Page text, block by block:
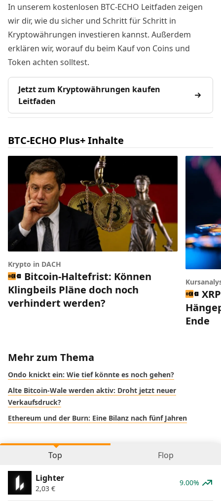
In unserem kostenlosen BTC-ECHO Leitfaden zeigen
wir dir, wie du sicher und Schritt für Schritt in
Kryptowährungen investieren kannst. Außerdem
erklären wir, worauf du beim Kauf von Coins und
Token achten solltest.
Jetzt zum Kryptowährungen kaufen
Leitfaden
BTC-ECHO Plus+ Inhalte
Krypto in DACH
Bitcoin-Haltefrist: Können
Klingbeils Pläne doch noch
verhindert werden?
Ende
Mehr zum Thema
Ondo knickt ein: Wie tief könnte es noch gehen?
Alte Bitcoin-Wale werden aktiv: Droht jetzt neuer
Verkaufsdruck?
Ethereum und der Burn: Eine Bilanz nach fünf Jahren
Top Flop
Lighter
2,03 €
9.00%